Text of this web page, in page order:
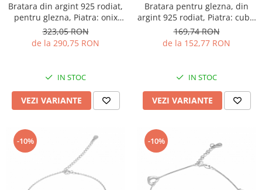
Bratara din argint 925 rodiat,
pentru glezna, Piatra: onix
fatetat, Sonis Silver
323,05 RON
de la 290,75 RON
IN STOC
VEZI VARIANTE
Bratara pentru glezna, din
argint 925 rodiat, Piatra: cubic
zirconia, Culoare:
transparenta, Sonis Silver
169,74 RON
de la 152,77 RON
IN STOC
VEZI VARIANTE
-10% -10%